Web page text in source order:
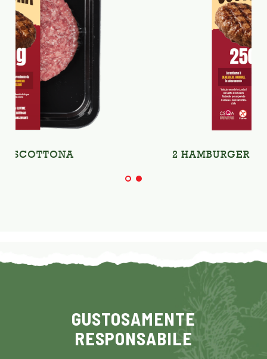
2 HAMBURGER DI SCOTTONA
GUSTOSAMENTE
RESPONSABILE